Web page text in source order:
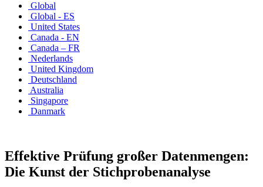
Global
Global - ES
United States
Canada - EN
Canada – FR
Nederlands
United Kingdom
Deutschland
Australia
Singapore
Danmark
Effektive Prüfung großer Datenmengen:
Die Kunst der Stichprobenanalyse